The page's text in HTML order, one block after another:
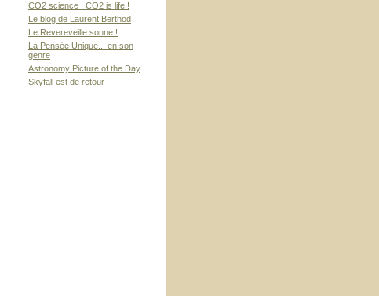
CO2 science : CO2 is life !
Le blog de Laurent Berthod
Le Revereveille sonne !
La Pensée Unique... en son
genre
Astronomy Picture of the Day
Skyfall est de retour !